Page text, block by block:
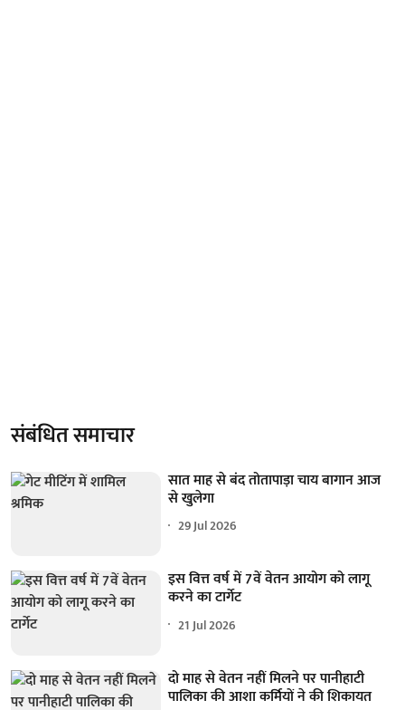
संबंधित समाचार
सात माह से बंद तोतापाड़ा चाय बागान आज
से खुलेगा
29 Jul 2026
इस वित्त वर्ष में 7वें वेतन आयोग को लागू
करने का टार्गेट
21 Jul 2026
दो माह से वेतन नहीं मिलने पर पानीहाटी
पालिका की आशा कर्मियों ने की शिकायत